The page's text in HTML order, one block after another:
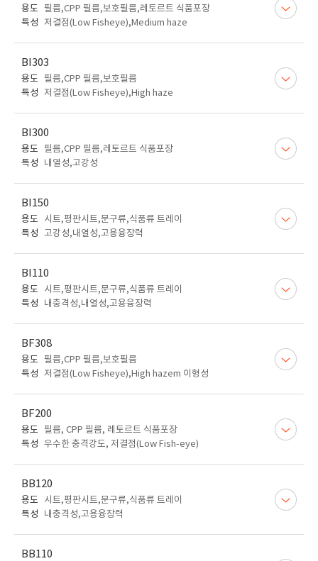
용도 필름,CPP 필름,보호필름,레토르트 식품포장
특성
저결점(Low Fisheye),Medium haze
BI303
용도 필름,CPP 필름,보호필름
특성
저결점(Low Fisheye),High haze
BI300
용도 필름,CPP 필름,레토르트 식품포장
특성
내열성,고강성
BI150
용도
시트,평판시트,문구류,식품류 트레이
특성 고강성,내열성,고용융장력
BI110
용도
시트,평판시트,문구류,식품류 트레이
특성
내충격성,내열성,고용융장력
BF308
용도 필름,CPP 필름,보호필름
특성
저결점(Low Fisheye),High hazem 이형성
BF200
용도 필름, CPP 필름, 레토르트 식품포장
특성 우수한 충격강도, 저결점(Low Fish-eye)
BB120
용도
시트,평판시트,문구류,식품류 트레이
특성
내충격성,고용융장력
BB110